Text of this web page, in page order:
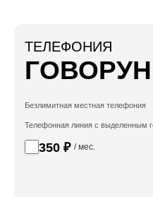
ТЕЛЕФОНИЯ
ГОВОРУН
Безлимитная местная телефония
Телефонная линия с выделенным
350 ₽ / мес.